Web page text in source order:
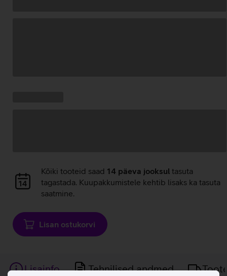
Andmete
laadimine
Kõiki tooteid saad 14 päeva jooksul tasuta
tagastada. Kuupakkumistele kehtib lisaks ka tasuta
saatmine.
Lisan ostukorvi
Lisainfo Tehnilised andmed